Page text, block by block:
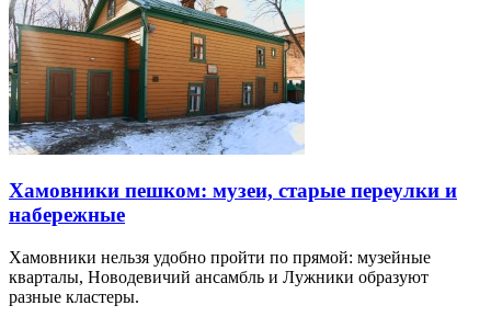
Хамовники пешком: музеи, старые переулки и
набережные
Хамовники нельзя удобно пройти по прямой: музейные
кварталы, Новодевичий ансамбль и Лужники образуют
разные кластеры.